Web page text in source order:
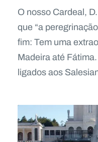
O nosso Cardeal,
que “a
fim: Tem uma
Madeira até
ligados aos